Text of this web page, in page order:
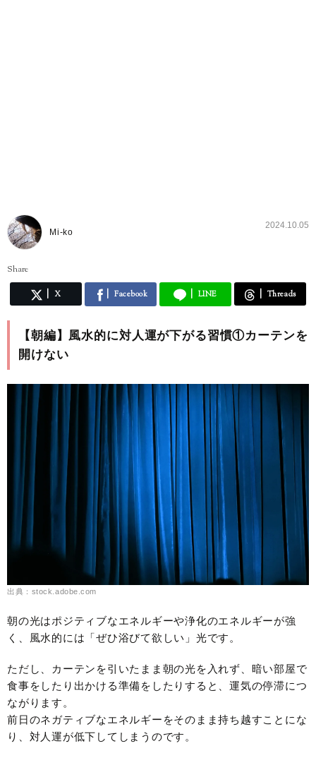
Mi-ko
2024.10.05
Share
X Facebook LINE Threads
【朝編】風水的に対人運が下がる習慣①カーテンを
開けない
出典：stock.adobe.com
朝の光はポジティブなエネルギーや浄化のエネルギーが強
く、風水的には「ぜひ浴びて欲しい」光です。
ただし、カーテンを引いたまま朝の光を入れず、暗い部屋で
食事をしたり出かける準備をしたりすると、運気の停滞につ
ながります。
前日のネガティブなエネルギーをそのまま持ち越すことにな
り、対人運が低下してしまうのです。